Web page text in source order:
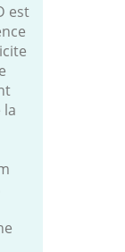
est
la